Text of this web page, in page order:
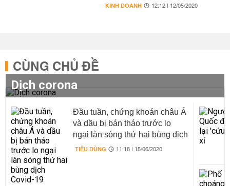
KINH DOANH 12:12 | 12/05/2020
CÙNG CHỦ ĐỀ
Dịch corona
Đầu tuần, chứng khoán châu Á
và dầu bị bán tháo trước lo
ngại làn sóng thứ hai bùng dịch
Covid-19
TIÊU DÙNG 11:18 | 15/06/2020